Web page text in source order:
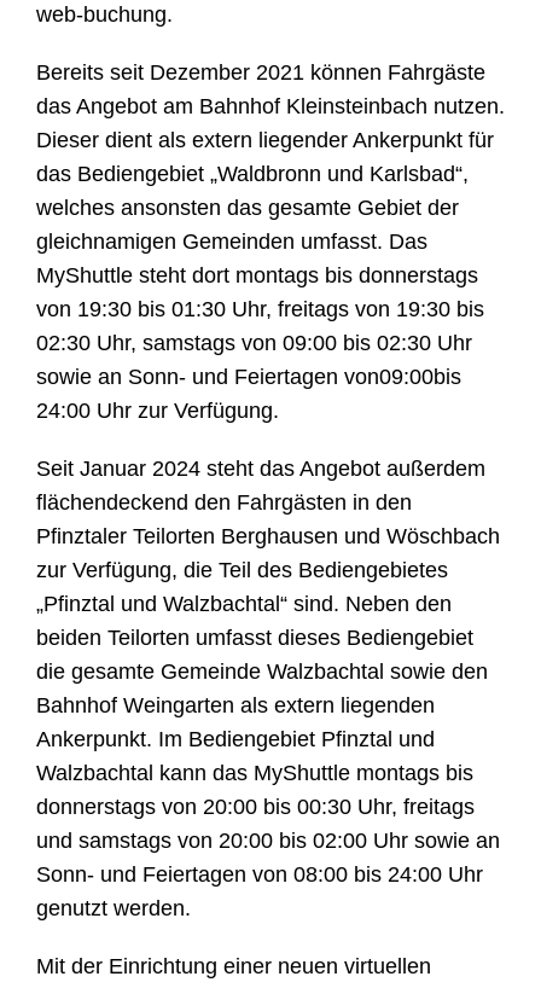
web-buchung.
Bereits seit Dezember 2021 können Fahrgäste
das Angebot am Bahnhof Kleinsteinbach nutzen.
Dieser dient als extern liegender Ankerpunkt für
das Bediengebiet „Waldbronn und Karlsbad“,
welches ansonsten das gesamte Gebiet der
gleichnamigen Gemeinden umfasst. Das
MyShuttle steht dort montags bis donnerstags
von 19:30 bis 01:30 Uhr, freitags von 19:30 bis
02:30 Uhr, samstags von 09:00 bis 02:30 Uhr
sowie an Sonn- und Feiertagen von09:00bis
24:00 Uhr zur Verfügung.
Seit Januar 2024 steht das Angebot außerdem
flächendeckend den Fahrgästen in den
Pfinztaler Teilorten Berghausen und Wöschbach
zur Verfügung, die Teil des Bediengebietes
„Pfinztal und Walzbachtal“ sind. Neben den
beiden Teilorten umfasst dieses Bediengebiet
die gesamte Gemeinde Walzbachtal sowie den
Bahnhof Weingarten als extern liegenden
Ankerpunkt. Im Bediengebiet Pfinztal und
Walzbachtal kann das MyShuttle montags bis
donnerstags von 20:00 bis 00:30 Uhr, freitags
und samstags von 20:00 bis 02:00 Uhr sowie an
Sonn- und Feiertagen von 08:00 bis 24:00 Uhr
genutzt werden.
Mit der Einrichtung einer neuen virtuellen